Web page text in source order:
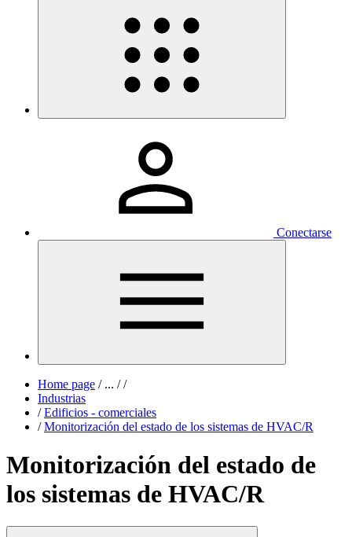
Conectarse
Home page /... / /
Industrias
/ Edificios - comerciales
/ Monitorización del estado de los sistemas de HVAC/R
Monitorización del estado de
los sistemas de HVAC/R